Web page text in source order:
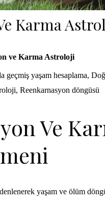
Karma
ve Karma Astroloji
geçmiş yaşam hesaplama,
, Reenkarnasyon döngüsü
Ve
yaşam ve ölüm